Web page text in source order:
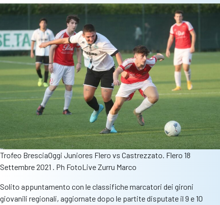
Trofeo BresciaOggi Juniores Flero vs Castrezzato. Flero 18
Settembre 2021 . Ph FotoLive Zurru Marco
Solito appuntamento con le classifiche marcatori dei gironi
giovanili regionali, aggiornate dopo le partite disputate il 9 e 10